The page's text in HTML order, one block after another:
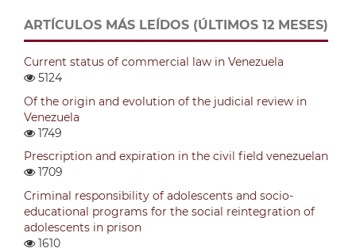
ARTÍCULOS MÁS LEÍDOS (ÚLTIMOS 12 MESES)
Current status of commercial law in Venezuela
5124
Of the origin and evolution of the judicial review in
Venezuela
1749
Prescription and expiration in the civil field venezuelan
1709
Criminal responsibility of adolescents and socio-
educational programs for the social reintegration of
adolescents in prison
1610